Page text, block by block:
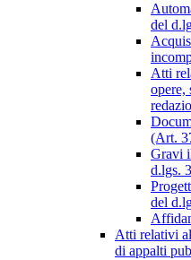
del
Atti
opere,
(Art.
Gravi
d.lgs.
del
Atti relativi
di appalti